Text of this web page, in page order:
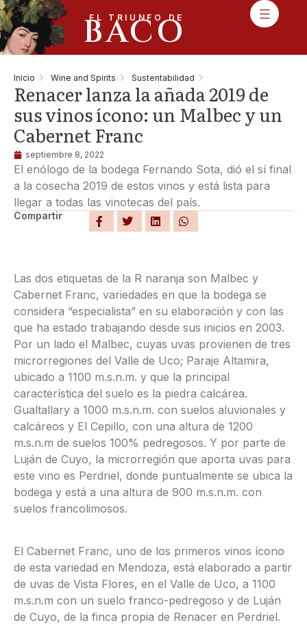
EL TRIUNFO DE
BACO
Inicio Wine and Spirits Sustentabilidad
Renacer lanza la añada 2019 de
sus vinos ícono: un Malbec y un
Cabernet Franc
septiembre 8, 2022
El enólogo de la bodega Fernando Sota, dió el sí final
a la cosecha 2019 de estos vinos y está lista para
llegar a todas las vinotecas del país.
Compartir
Las dos etiquetas de la R naranja son Malbec y
Cabernet Franc, variedades en que la bodega se
considera “especialista” en su elaboración y con las
que ha estado trabajando desde sus inicios en 2003.
Por un lado el Malbec, cuyas uvas provienen de tres
microrregiones del Valle de Uco; Paraje Altamira,
ubicado a 1100 m.s.n.m. y que la principal
característica del suelo es la piedra calcárea.
Gualtallary a 1000 m.s.n.m. con suelos aluvionales y
calcáreos y El Cepillo, con una altura de 1200
m.s.n.m de suelos 100% pedregosos. Y por parte de
Luján de Cuyo, la microrregión que aporta uvas para
este vino es Perdriel, donde puntualmente se ubica la
bodega y está a una altura de 900 m.s.n.m. con
suelos francolimosos.
El Cabernet Franc, uno de los primeros vinos ícono
de esta variedad en Mendoza, está elaborado a partir
de uvas de Vista Flores, en el Valle de Uco, a 1100
m.s.n.m con un suelo franco-pedregoso y de Luján
de Cuyo, de la finca propia de Renacer en Perdriel.